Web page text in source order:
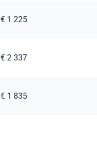
€ 1 225
€ 2 337
€ 1 835